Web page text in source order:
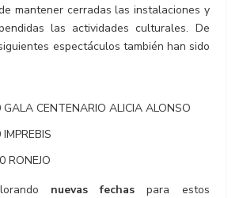
mantener cerradas las instalaciones y
las actividades culturales. De
espectáculos también han sido
CENTENARIO ALICIA ALONSO
RONEJO
nuevas fechas para estos